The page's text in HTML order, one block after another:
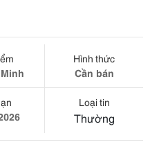
Hình thức
Cần bán
Loại tin
Thường